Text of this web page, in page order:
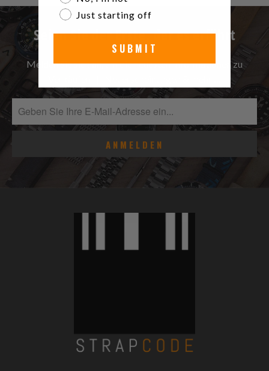
Seien Sie der Erste, der es erfährt
Melden Sie sich an, um die neuesten Informationen zu
Just starting off
SUBMIT